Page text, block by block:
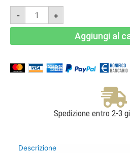
-
Etere
Conero
Riserva
Cantine
Moroder
+
Aggiungi al
Spedizione entro 2-3
Descrizione